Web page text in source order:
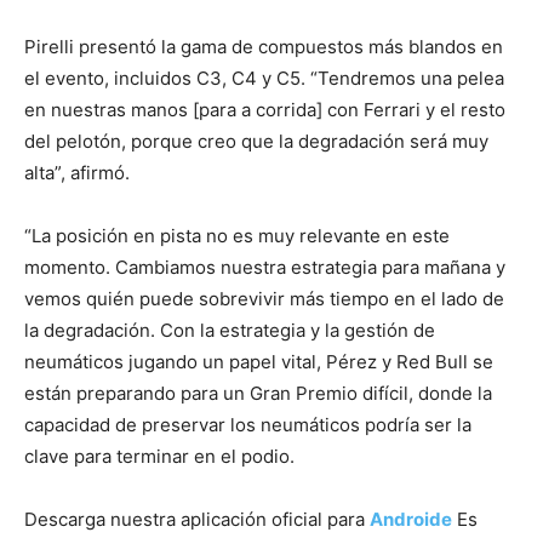
Pirelli presentó la gama de compuestos más blandos en
el evento, incluidos C3, C4 y C5. “Tendremos una pelea
en nuestras manos [para a corrida] con Ferrari y el resto
del pelotón, porque creo que la degradación será muy
alta”, afirmó.
“La posición en pista no es muy relevante en este
momento. Cambiamos nuestra estrategia para mañana y
vemos quién puede sobrevivir más tiempo en el lado de
la degradación. Con la estrategia y la gestión de
neumáticos jugando un papel vital, Pérez y Red Bull se
están preparando para un Gran Premio difícil, donde la
capacidad de preservar los neumáticos podría ser la
clave para terminar en el podio.
Descarga nuestra aplicación oficial para Androide Es